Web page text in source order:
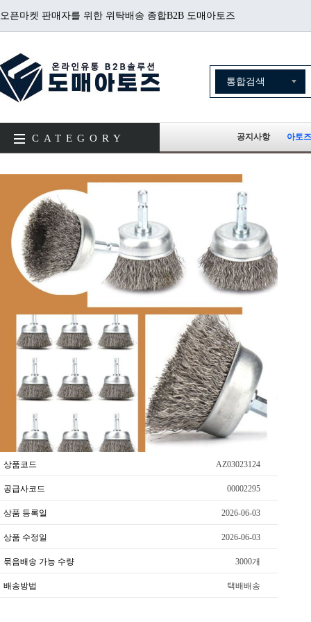
오픈마켓 판매자를 위한 위탁배송 종합B2B 도매아토즈
CATEGORY 공지사항 아토
상품코드 AZ03023124
공급사코드 00002295
상품 등록일 2026-06-03
상품 수정일 2026-06-03
묶음배송 가능 수량 3000개
배송방법 택배배송